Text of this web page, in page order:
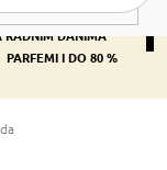
400+ SVJETSKI
RADNIM DANIMA
PARFEMI I DO 80 %
100 ml